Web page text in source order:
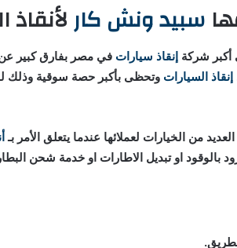
سبيد ونش كارلأنقاذ
شركة إنقاذ سيارات في مصر بفارق كبير عن
إنقاذ السيارات وتحظى بأكبر حصة سوقية وذلك
العديد من الخيارات لعملائها عندما يتعلق الأمر بـ
بالوقود او تبديل الاطارات او خدمة شحن